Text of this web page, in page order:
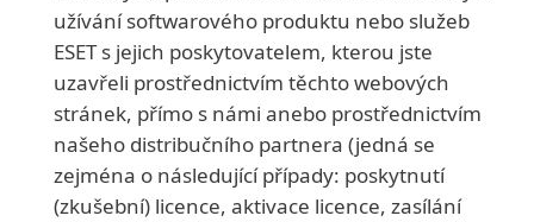
užívání softwarového produktu nebo služeb
ESET s jejich poskytovatelem, kterou jste
uzavřeli prostřednictvím těchto webových
stránek, přímo s námi anebo prostřednictvím
našeho distribučního partnera (jedná se
zejména o následující případy: poskytnutí
(zkušební) licence, aktivace licence, zasílání